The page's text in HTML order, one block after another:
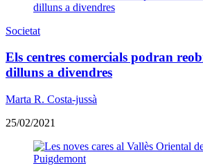
Societat
Els centres comercials podran
dilluns a divendres
Marta R. Costa-jussà
25/02/2021